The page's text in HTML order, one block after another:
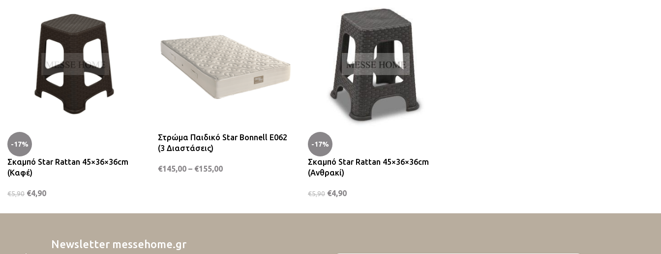
-17%
Σκαμπό Star Rattan 45×36×36cm
(Καφέ)
€5,90 €4,90
Στρώμα Παιδικό Star Bonnell E062
(3 Διαστάσεις)
€145,00 – €155,00
-17%
Σκαμπό Star Rattan 45×36×36cm
(Ανθρακί)
€5,90 €4,90
Newsletter messehome.gr